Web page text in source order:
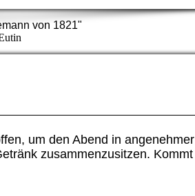
von 1821"
um den Abend in angenehmer
zusammenzusitzen. Kommt